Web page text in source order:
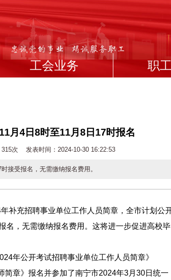
工会业务 职
月4日8时至11月8日17时报名
315次 发表时间：2024-10-30 16:22:53
接受报名，无需缴纳报名费用。
充招聘事业单位工作人员简章，全市计划公
名，无需缴纳报名费用。这将进一步促进高校毕
年公开考试招聘事业单位工作人员简章》
简章》报名并参加了南宁市2024年3月30日统一